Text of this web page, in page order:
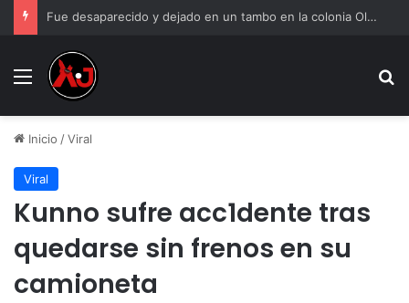
Fue desaparecido y dejado en un tambo en la colonia Olivia Espinoza
Menu
Inicio /Viral
Viral
Kunno sufre acc1dente tras
quedarse sin frenos en su
camioneta